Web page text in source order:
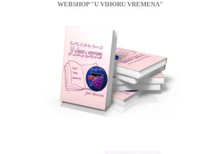
WEBSHOP "U VIHORU VREMENA"